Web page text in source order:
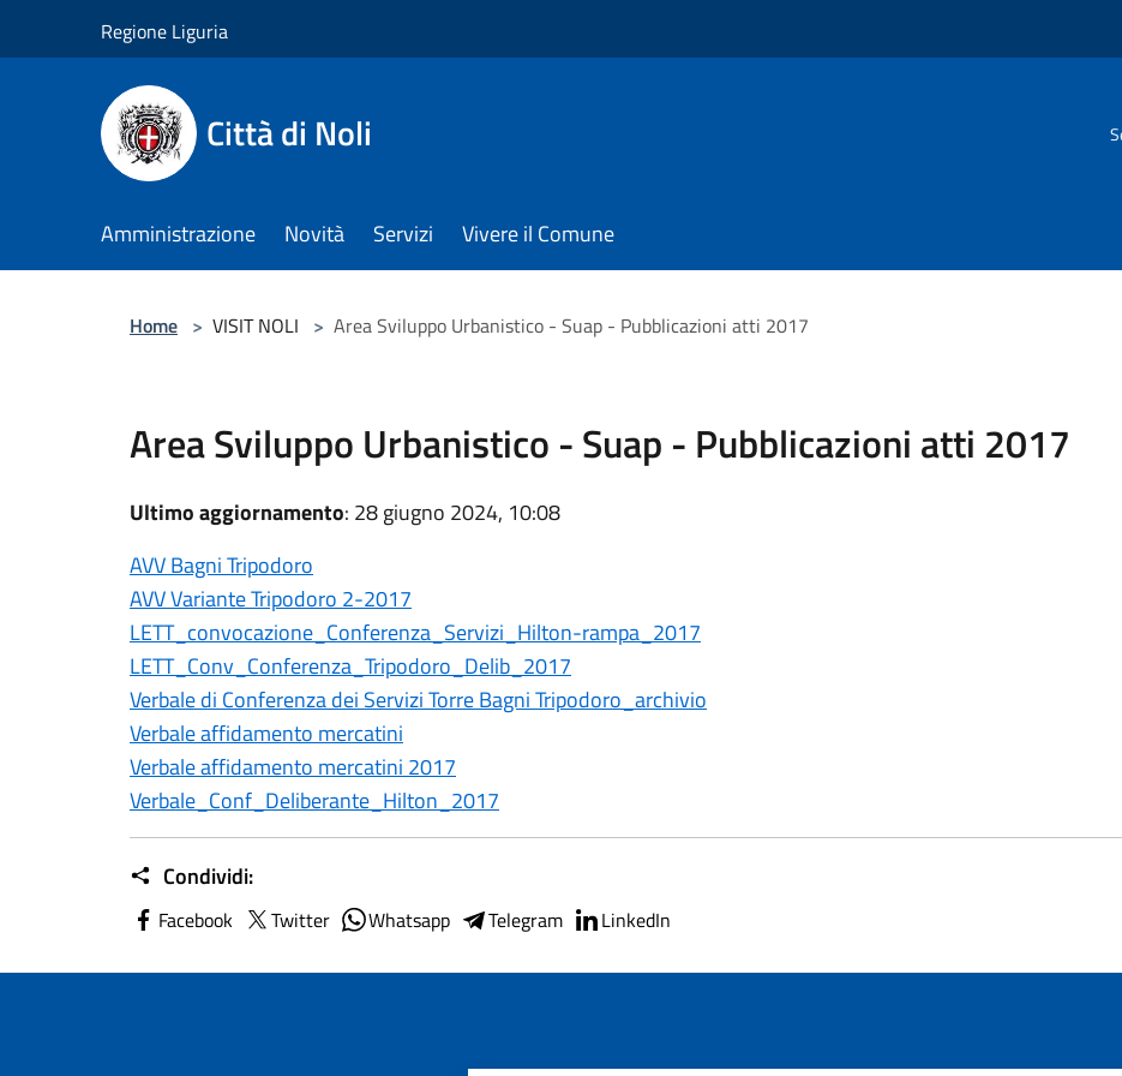
Regione Liguria
Città di Noli
Amministrazione Novità Servizi Vivere il Comune
Home > VISIT NOLI > Area Sviluppo Urbanistico - Suap - Pubblicazioni atti 2017
Area Sviluppo Urbanistico - Suap - Pubblicazioni atti 2017
Ultimo aggiornamento: 28 giugno 2024, 10:08
AVV Bagni Tripodoro
AVV Variante Tripodoro 2-2017
LETT_convocazione_Conferenza_Servizi_Hilton-rampa_2017
LETT_Conv_Conferenza_Tripodoro_Delib_2017
Verbale di Conferenza dei Servizi Torre Bagni Tripodoro_archivio
Verbale affidamento mercatini
Verbale affidamento mercatini 2017
Verbale_Conf_Deliberante_Hilton_2017
Condividi:
Facebook Twitter Whatsapp Telegram LinkedIn